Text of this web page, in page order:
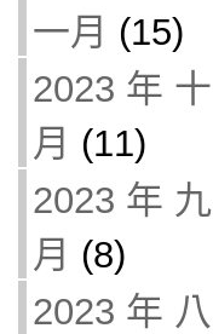
一月 (15)
2023 年 十
月 (11)
2023 年 九
月 (8)
2023 年 八